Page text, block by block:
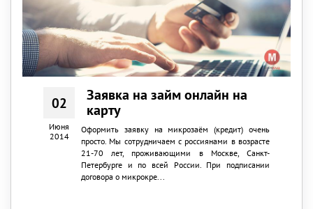
02
Июня
2014
Заявка на займ онлайн на
карту
Оформить заявку на микрозаём (кредит) очень
просто. Мы сотрудничаем с россиянами в возрасте
21-70 лет, проживающими в Москве, Санкт-
Петербурге и по всей России. При подписании
договора о микрокре...